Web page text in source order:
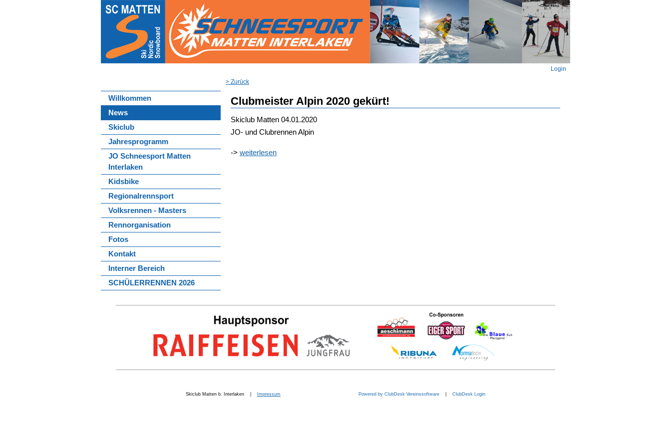
Login
Willkommen
News
Skiclub
Jahresprogramm
JO Schneesport Matten
Interlaken
Kidsbike
Regionalrennsport
Volksrennen - Masters
Rennorganisation
Fotos
Kontakt
Interner Bereich
SCHÜLERRENNEN 2026
> Zurück
Clubmeister Alpin 2020 gekürt!
Skiclub Matten 04.01.2020
JO- und Clubrennen Alpin
-> weiterlesen
Skiclub Matten b. Interlaken | Impressum Powered by ClubDesk Vereinssoftware| ClubDesk Login